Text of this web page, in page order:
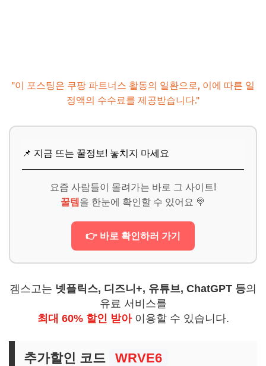
"이 포스팅은 쿠팡 파트너스 활동의 일환으로, 이에 따른 일
정액의 수수료를 제공받습니다."
📌 지금 뜨는 꿀정보! 놓치지 마세요
요즘 사람들이 몰려가는 바로 그 사이트!
꿀템 을 한눈에 확인할 수 있어요 🍭
👉 바로 확인하러 가기
겜스고는 넷플릭스, 디즈니+, 유튜브, ChatGPT 등의
유료 서비스를
최대 60% 할인 받아이용할 수 있습니다.
추가할인 코드 WRVE6